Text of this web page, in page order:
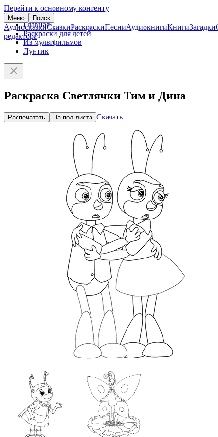
Перейти к основному контенту
Меню Поиск
АудиосказкиСказкиРаскраскиПесниАудиокнигиКнигиЗагадки
редактора
Главная
Раскраски для детей
Из мультфильмов
Лунтик
Раскраска Светлячки Тим и Дина
Распечатать На пол-листа Скачать